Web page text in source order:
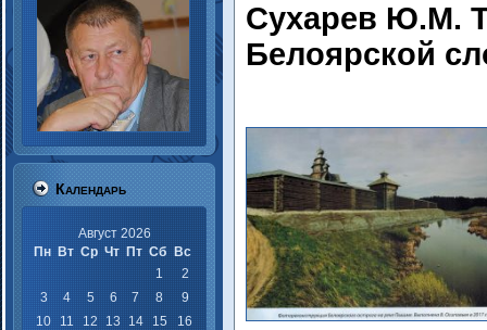
Календарь
Август 2026
Пн Вт Ср Чт Пт Сб Вс
1
2
3
4 5 6 7 8
9
10 11 12 13 14 15
16
Сухарев Ю.М.
Белоярской